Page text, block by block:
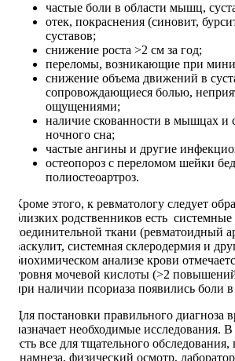
частые боли в области мышц,
отек, покраснения (синовит,
суставов;
снижение роста >2 см за год;
переломы, возникающие при
снижение объема движений в
сопровождающиеся болью,
ощущениями;
наличие скованности в мышцах и
ночного сна;
частые ангины и другие
остеопороз с переломом шейки
полиостеоартроз.
Кроме этого, к ревматологу следует
близких родственников есть системные
соединительной ткани (ревматоидный
васкулит, системная склеродермия и
биохимическом анализе крови
уровня мочевой кислоты (>2
при наличии псориаза появились боли в
Для постановки правильного диагноза
назначает необходимые
есть все для тщательного
анамнеза, физический осмотр,